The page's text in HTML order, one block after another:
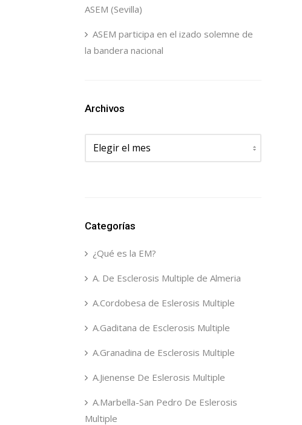
ASEM (Sevilla)
ASEM participa en el izado solemne de
la bandera nacional
Archivos
Archivos
Categorías
¿Qué es la EM?
A. De Esclerosis Multiple de Almeria
A.Cordobesa de Eslerosis Multiple
A.Gaditana de Esclerosis Multiple
A.Granadina de Esclerosis Multiple
A.Jienense De Eslerosis Multiple
A.Marbella-San Pedro De Eslerosis
Multiple